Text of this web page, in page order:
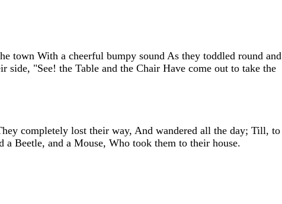
town With a cheerful bumpy sound As they toddled round and
side, "See! the Table and the Chair Have come out to take the
completely lost their way, And wandered all the day; Till, to
Beetle, and a Mouse, Who took them to their house.